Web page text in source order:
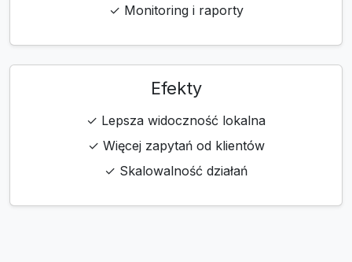
✓ Monitoring i raporty
Efekty
✓ Lepsza widoczność lokalna
✓ Więcej zapytań od klientów
✓ Skalowalność działań